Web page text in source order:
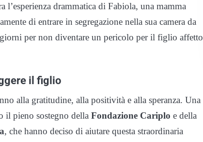
l’esperienza drammatica di Fabiola, una mamma
di entrare in segregazione nella sua camera da
per non diventare un pericolo per il figlio affetto
il figlio
alla gratitudine, alla positività e alla speranza. Una
il pieno sostegno della Fondazione Cariplo e della
, che hanno deciso di aiutare questa straordinaria